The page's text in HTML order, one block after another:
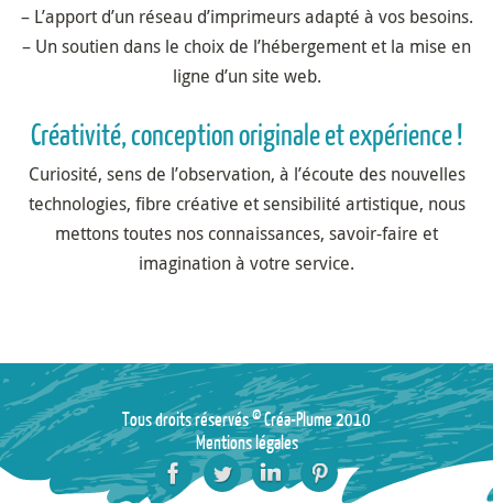
– L’apport d’un réseau d’imprimeurs adapté à vos besoins.
– Un soutien dans le choix de l’hébergement et la mise en
ligne d’un site web.
Créativité, conception originale et expérience !
Curiosité, sens de l’observation, à l’écoute des nouvelles
technologies, fibre créative et sensibilité artistique, nous
mettons toutes nos connaissances, savoir-faire et
imagination à votre service.
Tous droits réservés © Créa-Plume 2010
Mentions légales